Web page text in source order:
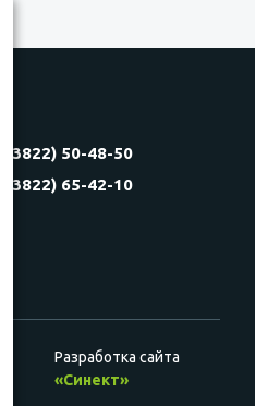
8 (3822) 50-48-50
8 (3822) 65-42-10
Разработка сайта
«Синект»